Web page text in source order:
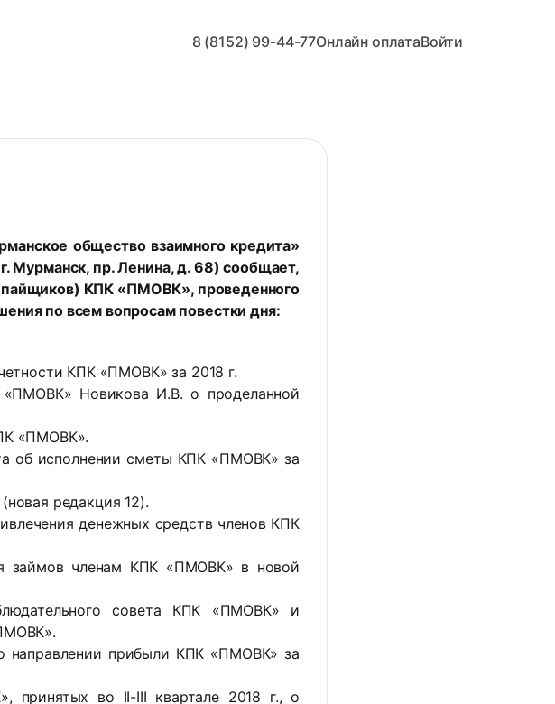
8 (8152) 99-44-77Онлайн оплатаВойти
общество взаимного кредита»
Мурманск, пр. Ленина, д. 68) сообщает,
(пайщиков) КПК «ПМОВК», проведенного
по всем вопросам повестки дня:
КПК «ПМОВК» за 2018 г.
Новикова И.В. о проделанной
«ПМОВК».
об исполнении сметы КПК «ПМОВК» за
редакция 12).
денежных средств членов КПК
займов членам КПК «ПМОВК» в новой
совета КПК «ПМОВК» и
прибыли КПК «ПМОВК» за
принятых во II-III квартале 2018 г., о